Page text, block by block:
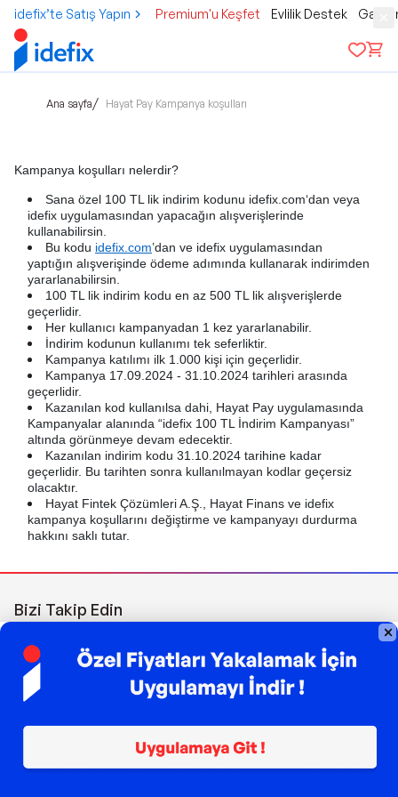
idefix’te Satış Yapın Premium'u Keşfet Evlilik Destek
Ana sayfa/ Hayat Pay Kampanya koşulları
Kampanya koşulları nelerdir?
Sana özel 100 TL lik indirim kodunu idefix.com‘dan veya
idefix uygulamasından yapacağın alışverişlerinde
kullanabilirsin.
Bu kodu idefix.com’dan ve idefix uygulamasından
yaptığın alışverişinde ödeme adımında kullanarak indirimden
yararlanabilirsin.
100 TL lik indirim kodu en az 500 TL lik alışverişlerde
geçerlidir.
Her kullanıcı kampanyadan 1 kez yararlanabilir.
İndirim kodunun kullanımı tek seferliktir.
Kampanya katılımı ilk 1.000 kişi için geçerlidir.
Kampanya 17.09.2024 - 31.10.2024 tarihleri arasında
geçerlidir.
Kazanılan kod kullanılsa dahi, Hayat Pay uygulamasında
Kampanyalar alanında “idefix 100 TL İndirim Kampanyası”
altında görünmeye devam edecektir.
Kazanılan indirim kodu 31.10.2024 tarihine kadar
geçerlidir. Bu tarihten sonra kullanılmayan kodlar geçersiz
olacaktır.
Hayat Fintek Çözümleri A.Ş., Hayat Finans ve idefix
kampanya koşullarını değiştirme ve kampanyayı durdurma
hakkını saklı tutar.
Bizi Takip Edin
Sipariş Takibi